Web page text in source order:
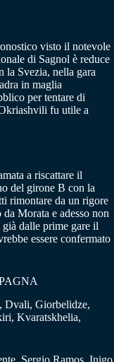
visto il notevole
di Sagnol è reduce
la Svezia, nella gara
in maglia
per tentare di
fu utile a
a riscattare il
del girone B con la
rimontare da un rigore
Morata e adesso non
dalle prime gare il
essere confermato
Dvali, Giorbelidze,
Kvaratskhelia,